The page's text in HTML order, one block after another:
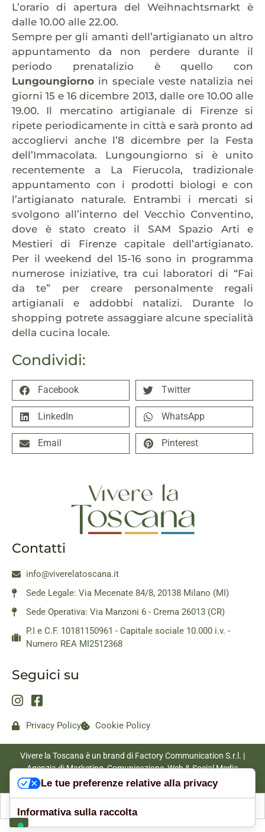
Condividi:
Facebook Twitter
LinkedIn WhatsApp
Email Pinterest
L’orario di apertura del Weihnachtsmarkt è
dalle 10.00 alle 22.00.
Sempre per gli amanti dell’artigianato un altro
appuntamento da non perdere durante il
periodo prenatalizio è quello con
Lungoungiorno in speciale veste natalizia nei
giorni 15 e 16 dicembre 2013, dalle ore 10.00 alle
19.00. Il mercatino artigianale di Firenze si
ripete periodicamente in città e sarà pronto ad
accogliervi anche l’8 dicembre per la Festa
dell’Immacolata. Lungoungiorno si è unito
recentemente a La Fierucola, tradizionale
appuntamento con i prodotti biologi e con
l’artigianato naturale. Entrambi i mercati si
svolgono all’interno del Vecchio Conventino,
dove è stato creato il SAM Spazio Arti e
Mestieri di Firenze capitale dell’artigianato.
Per il weekend del 15-16 sono in programma
numerose iniziative, tra cui laboratori di “Fai
da te” per creare personalmente regali
artigianali e addobbi natalizi. Durante lo
shopping potrete assaggiare alcune specialità
della cucina locale.
Contatti
info@viverelatoscana.it
Sede Legale: Via Mecenate 84/8, 20138 Milano (MI)
Sede Operativa: Via Manzoni 6 - Crema 26013 (CR)
P.I e C.F. 10181150961 - Capitale sociale 10.000 i.v. -
Numero REA MI2512368
Seguici su
Privacy Policy Cookie Policy
Vivere la Toscana è un brand di Factory Communication S.r.l. |
Agenzia di Marketing, Comunicazione, Web & Social Media
|www.factorycommunication.it
Le tue preferenze relative alla privacy
Informativa sulla raccolta